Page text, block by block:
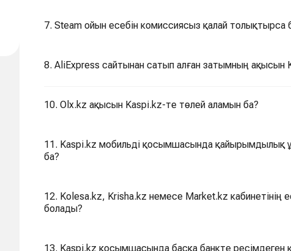
7. Steam ойын есебін комиссиясыз қалай толықтырса
8. AliExpress сайтынан сатып алған затымның ақысын
10. Olx.kz ақысын Kaspi.kz-те төлей аламын ба?
11. Kaspi.kz мобильді қосымшасында
ба?
12. Kolesa.kz, Krisha.kz немесе Market.kz кабинетінің
болады?
13. Kaspi.kz қосымшасында басқа банкте ресімдеген